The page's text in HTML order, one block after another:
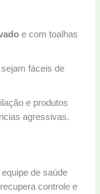
e com toalhas
fáceis de
e produtos
agressivas.
de saúde
controle e